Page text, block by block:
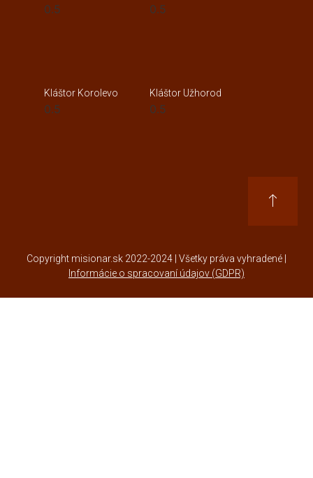
Kláštor Korolevo Kláštor Užhorod
Copyright misionar.sk 2022-2024 | Všetky práva vyhradené |
Informácie o spracovaní údajov (GDPR)